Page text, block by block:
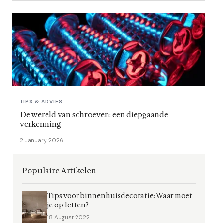
TIPS & ADVIES
De wereld van schroeven: een diepgaande
verkenning
2 January 2026
Populaire Artikelen
Tips voor binnenhuisdecoratie: Waar moet
je op letten?
18 August 2022